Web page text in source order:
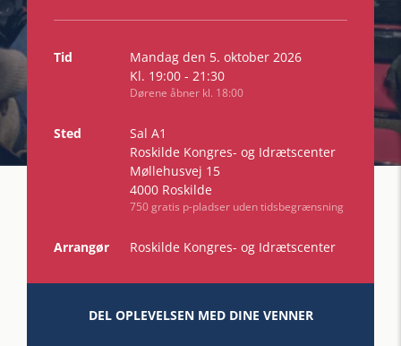
Tid
Mandag den 5. oktober 2026
Kl. 19:00 - 21:30
Dørene åbner kl. 18:00
Sted
Sal A1
Roskilde Kongres- og Idrætscenter
Møllehusvej 15
4000 Roskilde
750 gratis p-pladser uden tidsbegrænsning
Arrangør Roskilde Kongres- og Idrætscenter
DEL OPLEVELSEN MED DINE VENNER